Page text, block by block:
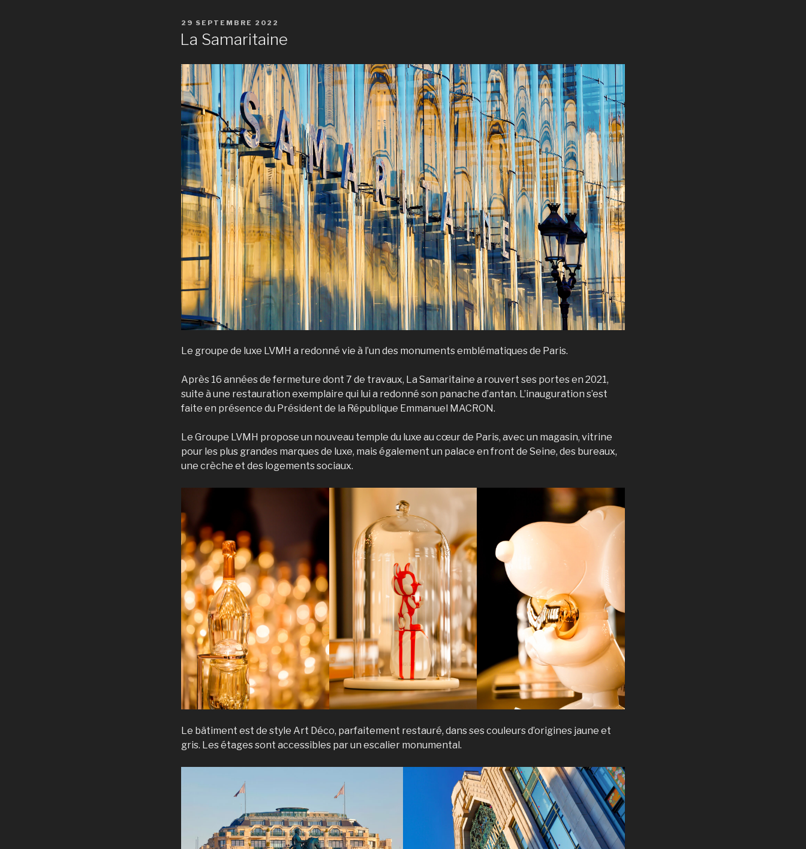
PUBLIÉ
29 SEPTEMBRE 2022
La Samaritaine
Le groupe de luxe LVMH a redonné vie à l’un des monuments emblématiques de Paris.
Après 16 années de fermeture dont 7 de travaux, La Samaritaine a rouvert ses portes en 2021,
suite à une restauration exemplaire qui lui a redonné son panache d’antan. L’inauguration s’est
faite en présence du Président de la République Emmanuel MACRON.
Le Groupe LVMH propose un nouveau temple du luxe au cœur de Paris, avec un magasin, vitrine
pour les plus grandes marques de luxe, mais également un palace en front de Seine, des bureaux,
une crèche et des logements sociaux.
Le bâtiment est de style Art Déco, parfaitement restauré, dans ses couleurs d’origines jaune et
gris. Les étages sont accessibles par un escalier monumental.